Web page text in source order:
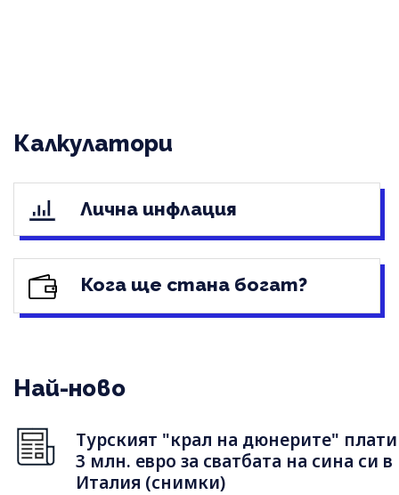
Калкулатори
Лична инфлация
Кога ще стана богат?
Най-ново
Турският "крал на дюнерите" плати
3 млн. евро за сватбата на сина си в
Италия (снимки)